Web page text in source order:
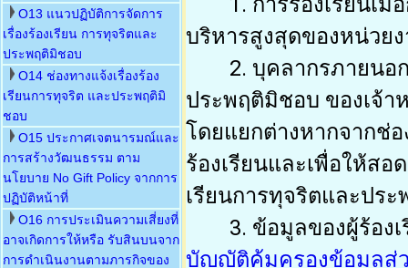
O13 แนวปฏิบัติการจัดการ
เรื่องร้องเรียน การทุจริตและ
ประพฤติมิชอบ
O14 ช่องทางแจ้งเรื่องร้อง
เรียนการทุจริต และประพฤติมิ
ชอบ
O15 ประกาศเจตนารมณ์และ
การสร้างวัฒนธรรม ตาม
นโยบาย No Gift Policy จากการ
ปฏิบัติหน้าที่
O16 การประเมินความเสี่ยงที่
อาจเกิดการให้หรือ รับสินบนจาก
การดำเนินงานตามภารกิจของ